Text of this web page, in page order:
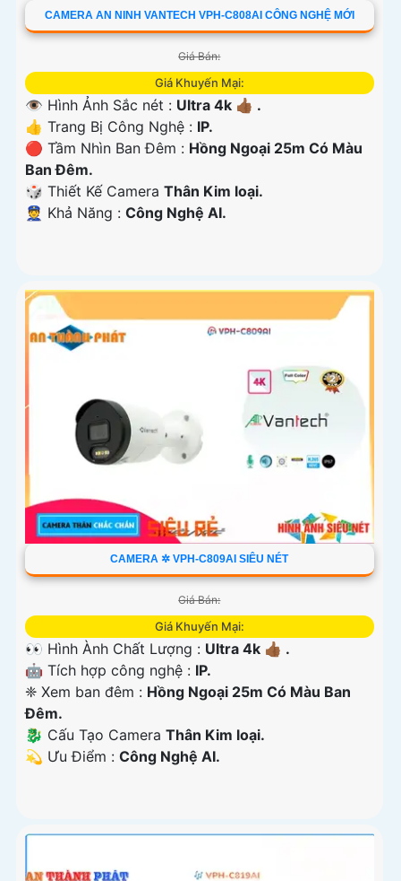
CAMERA AN NINH VANTECH VPH-C808AI CÔNG NGHỆ MỚI
Giá Bán:
Giá Khuyến Mại:
👁 Hình Ảnh Sắc nét : Ultra 4k 👍🏾 .
👍 Trang Bị Công Nghệ : IP.
🔴 Tầm Nhìn Ban Đêm : Hồng Ngoại 25m Có Màu
Ban Ðêm.
🎲 Thiết Kế Camera Thân Kim loại.
️👮 Khả Năng : Công Nghệ AI.
CAMERA ✲ VPH-C809AI SIÊU NÉT
Giá Bán:
Giá Khuyến Mại:
👀 Hình Ành Chất Lượng : Ultra 4k 👍🏾 .
🤖️ Tích hợp công nghệ : IP.
❈ Xem ban đêm : Hồng Ngoại 25m Có Màu Ban
Ðêm.
🐉️ Cấu Tạo Camera Thân Kim loại.
️💫 Ưu Điểm : Công Nghệ AI.